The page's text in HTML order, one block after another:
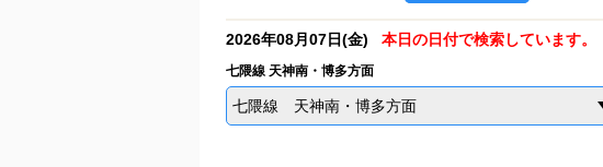
2026年08月07日(金) 本日の日付で検索しています。
七隈線 天神南・博多方面
七隈線 天神南・博多方面